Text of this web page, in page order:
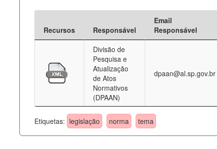
Recursos Responsável
Email
Responsável
Divisão de
Pesquisa e
Atualização
de Atos
Normativos
(DPAAN)
dpaan@al.sp.gov.br
Etiquetas: legislação norma tema